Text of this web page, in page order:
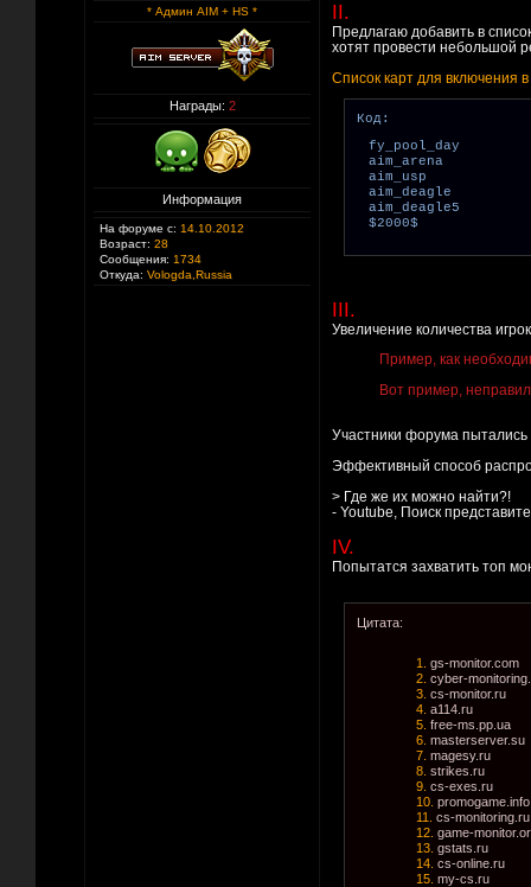
* Админ AIM + HS *
Награды: 2
Информация
На форуме с: 14.10.2012
Возраст: 28
Сообщения: 1734
Откуда: Vologda,Russia
II.
Предлагаю добавить в
хотят провести небольшой
Список карт для включения
Код:
fy_pool_day
aim_arena
aim_usp
aim_deagle
aim_deagle5
$2000$
III.
Увеличение количества
Пример, как
Вот пример,
Участники форума пытались
Эффективный способ
> Где же их можно найти?!
- Youtube, Поиск
IV.
Попытатся захватить топ
Цитата:
1. gs-monitor.com
2. cyber-
3. cs-monitor.ru
4. a114.ru
5. free-ms.pp.ua
6. masterserver.su
7. magesy.ru
8. strikes.ru
9. cs-exes.ru
10. promogame.info
11. cs-monitoring.ru
12. game-
13. gstats.ru
14. cs-online.ru
15. my-cs.ru